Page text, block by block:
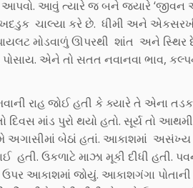
આપવો. આવું ત્યારે જ બને જ્યારે ‘જીવન
ખદડુક ચાલ્યા કરે છે. ધીમી અને
પાયલટ મોડવાળું ઊપરથી શાંત અને સ્થિર
એને તો સતત નવાનવા ભાવ,
રાહ જોઈ હતી કે ક્યારે તે એના
માંડ પુરો થયો હતો. સૂર્ય તો
બેઠાં હતાં. આકાશમાં અસંખ્ય
હતી. ઉકળાટે માઝા મૂકી દીધી હતી.
આકાશમાં જોયું. આકાશગંગા પોતાની